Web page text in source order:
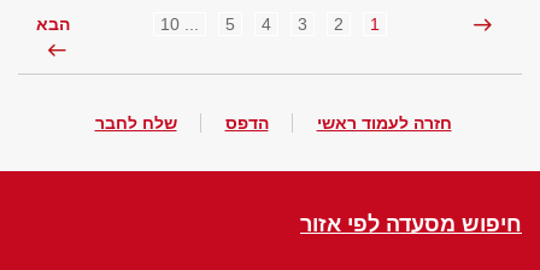
1
2
3
4
5 הבא
חזרה לעמוד ראשי הדפס שלח לחבר
חיפוש מסעדה לפי אזור